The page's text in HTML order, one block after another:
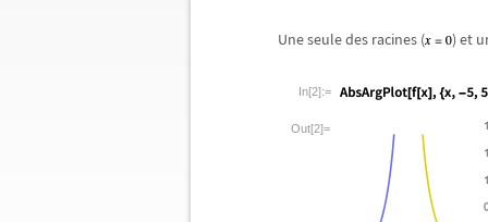
Une seule des racines ( ) et
In[2]:=
Out[2]=